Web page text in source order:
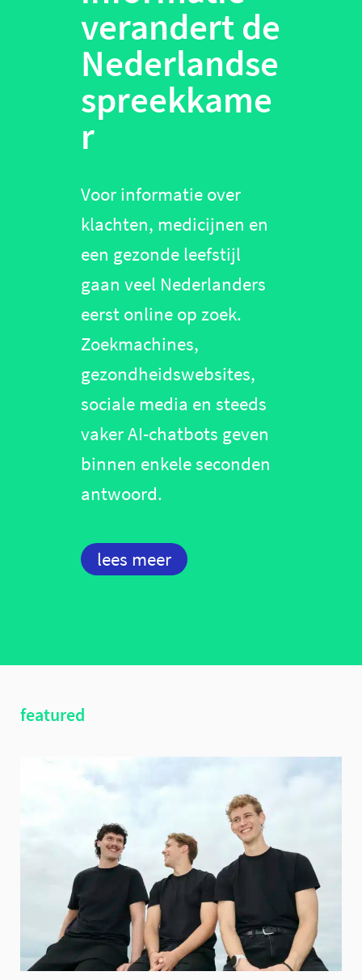
verandert de
Nederlandse
spreekkame
r
Voor informatie over
klachten, medicijnen en
een gezonde leefstijl
gaan veel Nederlanders
eerst online op zoek.
Zoekmachines,
gezondheidswebsites,
sociale media en steeds
vaker AI-chatbots geven
binnen enkele seconden
antwoord.
lees meer
featured